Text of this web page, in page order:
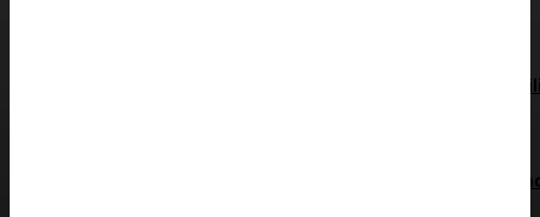
Spesa farmaceutica: +6% in un anno, in Italia sale a 39
Alimentazione nei mesi caldi: come sostenere